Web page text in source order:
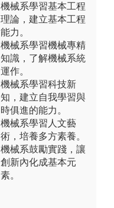
機械系學習基本工程
理論，建立基本工程
能力。
機械系學習機械專精
知識，了解機械系統
運作。
機械系學習科技新
知，建立自我學習與
時俱進的能力。
機械系學習人文藝
術，培養多方素養。
機械系鼓勵實踐，讓
創新內化成基本元
素。